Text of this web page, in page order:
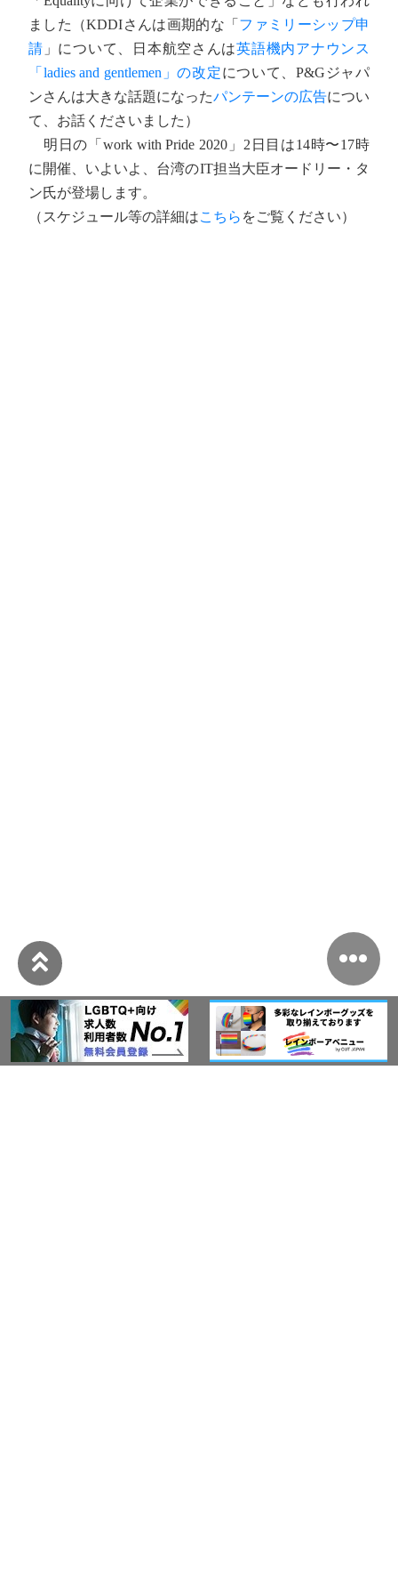
ました（KDDIさんは画期的な「 ファミリーシップ申
請 」について、日本航空さんは英語機内アナウンス
「ladies and gentlemen」の改定について、P&Gジャパ
ンさんは大きな話題になったパンテーンの広告につい
て、お話くださいました）
明日の「work with Pride 2020」2日目は14時〜17時
に開催、いよいよ、台湾のIT担当大臣オードリー・タ
ン氏が登場します。
（スケジュール等の詳細はこちら をご覧ください）